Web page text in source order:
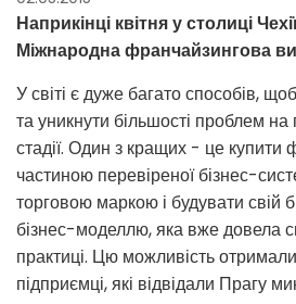
Наприкінці квітня у столиці
Міжнародна франчайзингова
У світі є дуже багато способів,
та уникнути більшості проблем на
стадії. Один з кращих - це купити
частиною перевіреної бізнес-
торговою маркою і будувати свій
бізнес-моделлю, яка вже довела
практиці. Цю можливість отримали
підприємці, які відвідали Прагу